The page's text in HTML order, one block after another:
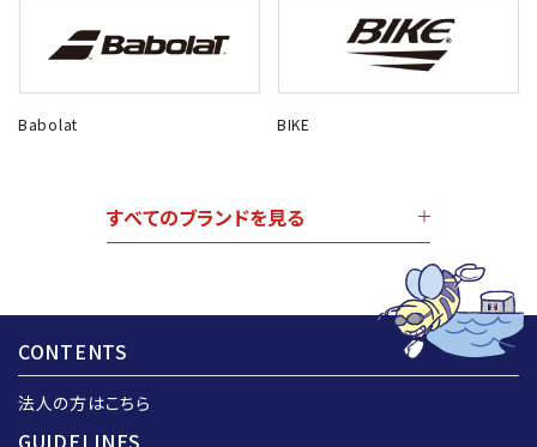
Babolat BIKE
すべてのブランドを見る
CONTENTS
法人の方はこちら
GUIDELINES